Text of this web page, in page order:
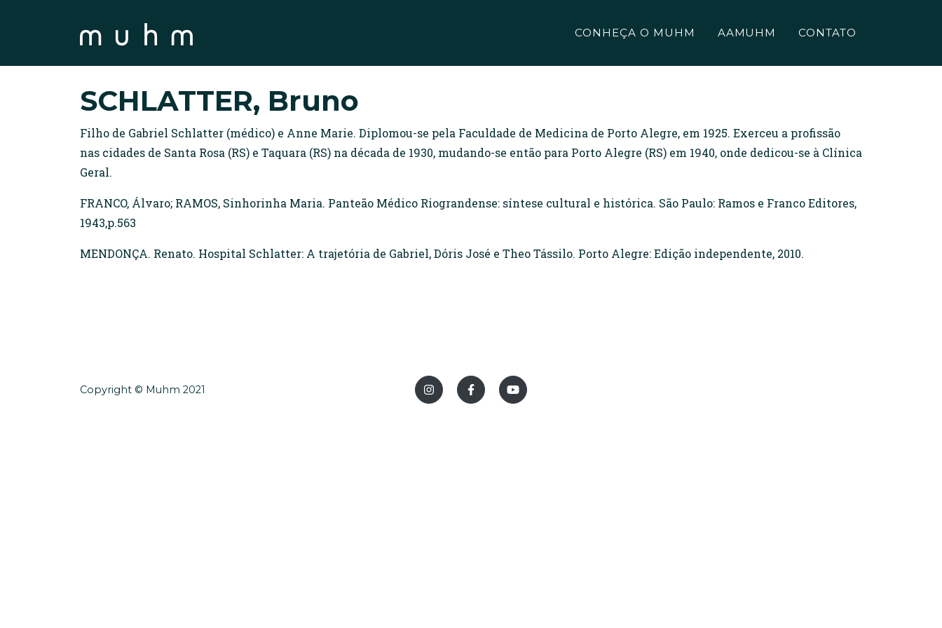
CONHEÇA O MUHM AAMUHM CONTATO
SCHLATTER, Bruno
Filho de Gabriel Schlatter (médico) e Anne Marie. Diplomou-se pela Faculdade de Medicina de Porto Alegre, em 1925. Exerceu a profissão
nas cidades de Santa Rosa (RS) e Taquara (RS) na década de 1930, mudando-se então para Porto Alegre (RS) em 1940, onde dedicou-se à Clínica
Geral.
FRANCO, Álvaro; RAMOS, Sinhorinha Maria. Panteão Médico Riograndense: síntese cultural e histórica. São Paulo: Ramos e Franco Editores,
1943,p.563
MENDONÇA. Renato. Hospital Schlatter: A trajetória de Gabriel, Dóris José e Theo Tássilo. Porto Alegre: Edição independente, 2010.
Copyright © Muhm 2021